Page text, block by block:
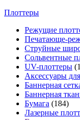
Плоттеры
Режущие
Печатающе-
Струйные
Сольвентные
UV-плоттеры
Аксессуары
Баннерная
Баннерная
Бумага (184)
Лазерные